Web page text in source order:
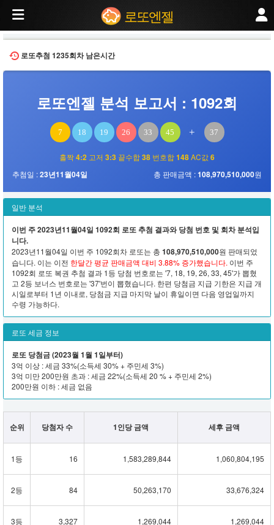
2023년11월04일 추첨된 제1092회 로또 당첨번호 분석. 번호 분포, 홀짝 비율, 고저
로또엔젤
로또추첨 1235회차남은시간
로또엔젤 분석 보고서 : 1092회
7 18 19 26 33 45 + 37
홀짝4:2 고저 3:3 끝수합38 번호합148AC값6
추첨일 :23년11월04일 총 판매금액 :108,970,510,000원
일반 분석
이번 주 2023년11월04일 1092회 로또 추첨 결과와 당첨 번호 및 회차 분석입
니다.
2023년11월04일 이번 주 1092회차 로또는 총 108,970,510,000원 판매되었
습니다. 이는 이전 한달간 평균 판매금액 대비 3.88% 증가했습니다. 이번 주
1092회 로또 복권 추첨 결과 1등 당첨 번호로는 '7, 18, 19, 26, 33, 45'가 뽑혔
고 2등 보너스 번호로는 '37'번이 뽑혔습니다. 한편 당첨금 지급 기한은 지급 개
시일로부터 1년 이내로, 당첨금 지급 마지막 날이 휴일이면 다음 영업일까지
수령 가능하다.
로또 세금 정보
로또 당첨금 (2023월 1월 1일부터)
3억 이상 : 세금 33%(소득세 30% + 주민세 3%)
3억 미만 200만원 초과 : 세금 22%(소득세 20 % + 주민세 2%)
200만원 이하 : 세금 없음
순위 당첨자 수 1인당 금액 세후 금액
1등 16 1,583,289,844 1,060,804,195
2등 84 50,263,170 33,676,324
3등 3,327 1,269,044 1,269,044